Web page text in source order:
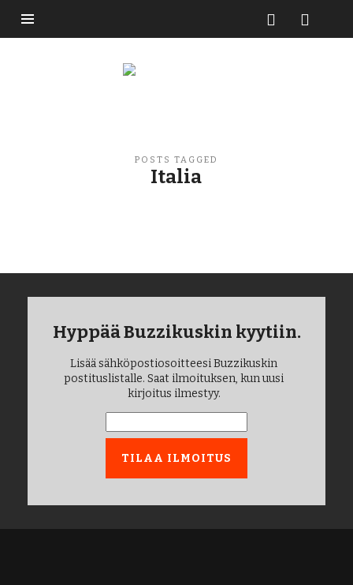
Buzzikuski
POSTS TAGGED
Italia
Hyppää Buzzikuskin kyytiin.
Lisää sähköpostiosoitteesi Buzzikuskin
postituslistalle. Saat ilmoituksen, kun uusi
kirjoitus ilmestyy.